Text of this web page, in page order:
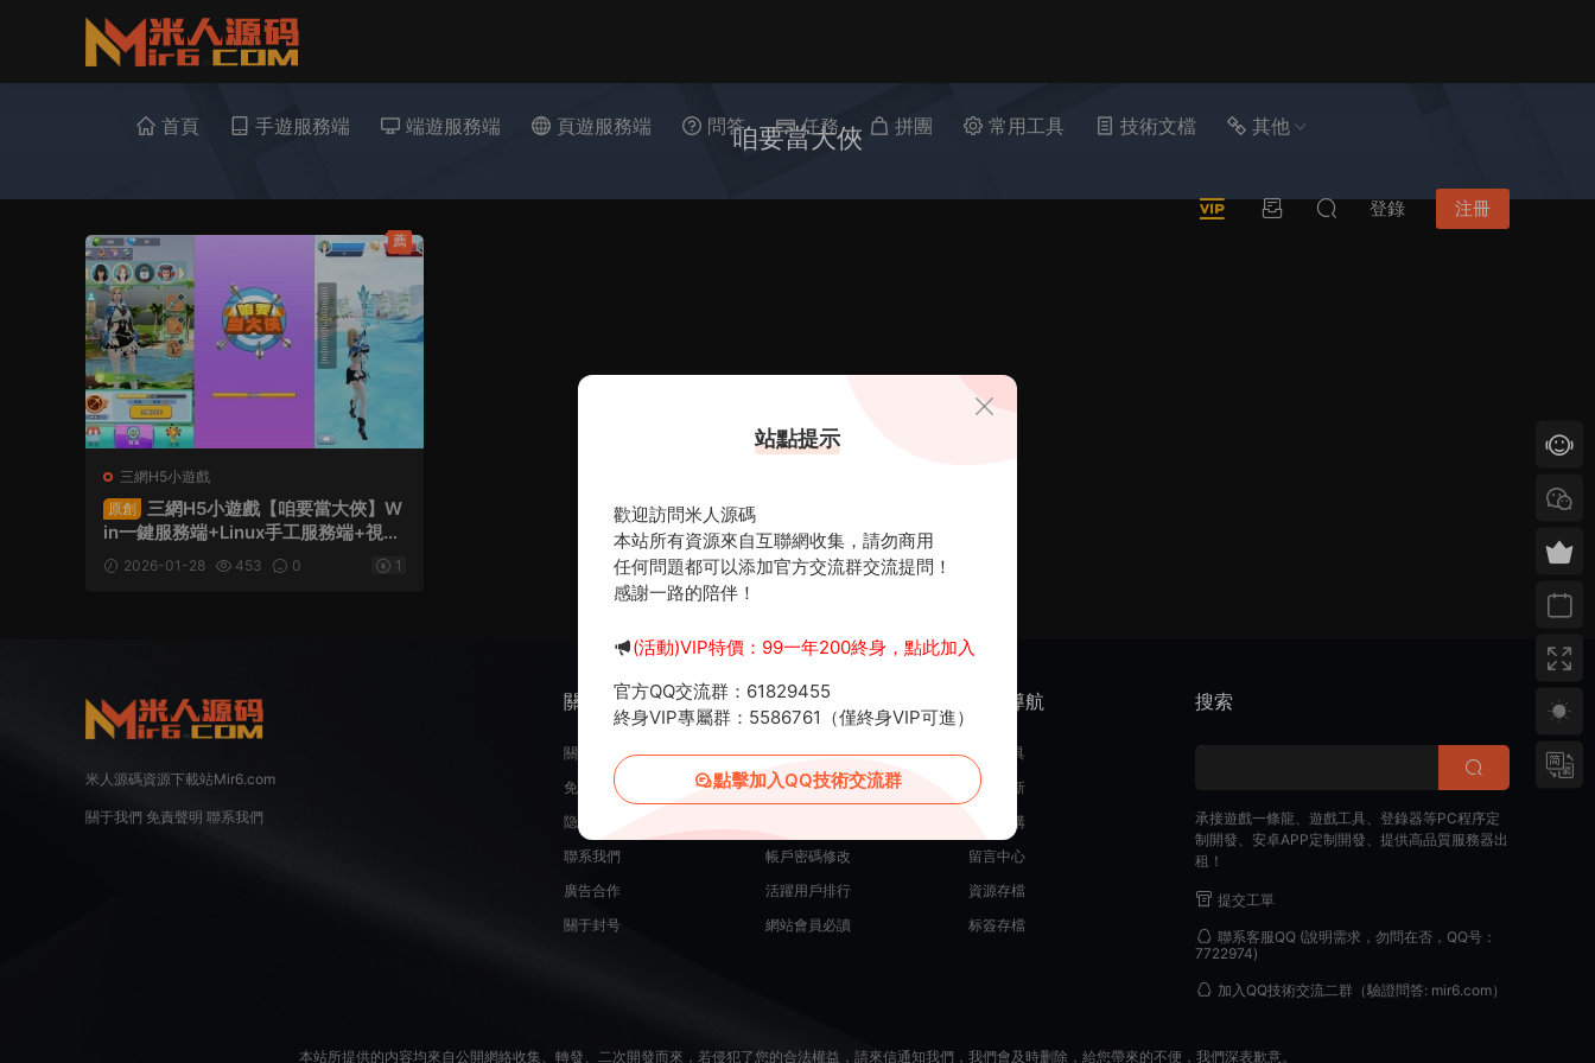
首頁 手遊服務端 端遊服務端 頁遊服務端 問答 任務 拼團 常用工具 技術文檔 其他
登錄 注冊
咱要當大俠
三網H5小遊戲
原創
三網H5小遊戲【咱要當大俠】W
in一鍵服務端+Linux手工服務端+視頻
架設教程
2026-01-28 453 0 1
薦
米人源碼資源下載站Mir6.com
關于我們 免責聲明 聯系我們
關于我們
關于我們
免責申明
隐私政策
聯系我們
廣告合作
關于封号
服務支持
在線開通會員
源碼投稿發布
帳戶密碼修改
活躍用戶排行
網站會員必讀
熱門導航
常用工具
最近更新
源碼團購
留言中心
資源存檔
标簽存檔
搜索
承接遊戲一條龍、遊戲工具、登錄器等PC程序定
制開發、安卓APP定制開發、提供高品質服務器出
租！
提交工單
聯系客服QQ(說明需求，勿問在否，QQ号：
7722974)
加入QQ技術交流二群（驗證問答: mir6.com）
本站所提供的内容均來自公開網絡收集、轉發、二次開發而來，若侵犯了您的合法權益，請來信通知我們，我們會及時删除，給您帶來的不便，我們深表歉意。
站點提示
歡迎訪問米人源碼
本站所有資源來自互聯網收集，請勿商用
任何問題都可以添加官方交流群交流提問！
感謝一路的陪伴！
(活動)VIP特價：99一年200終身，點此加入
官方QQ交流群：61829455
終身VIP專屬群：5586761（僅終身VIP可進）
點擊加入QQ技術交流群